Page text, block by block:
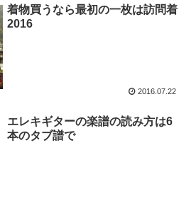
着物買うなら最初の一枚は訪問着
2016
2016.07.22
エレキギターの楽譜の読み方は6
本のタブ譜で